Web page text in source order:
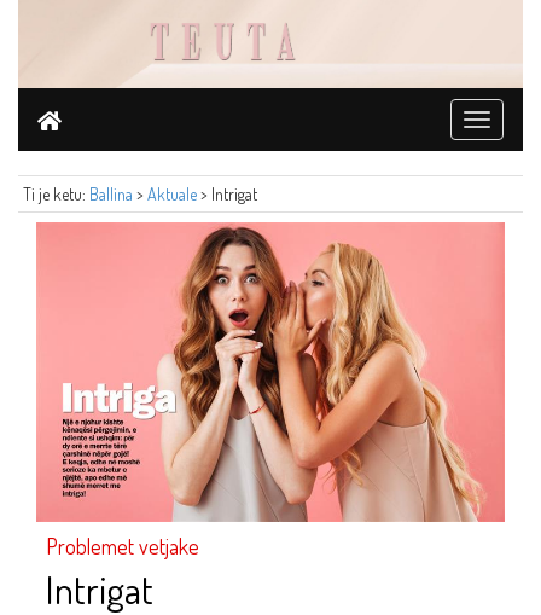
Toggle
Ti je ketu: Ballina >Aktuale> Intrigat
Problemet vetjake
Intrigat